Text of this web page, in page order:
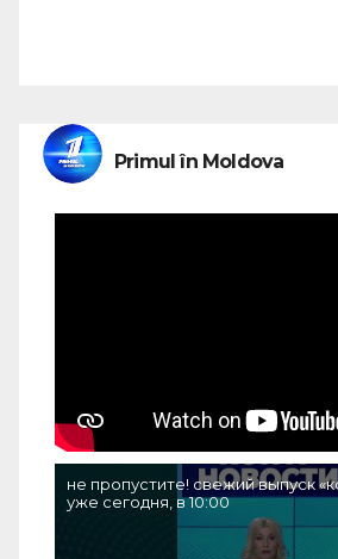
Primul în Moldova
не пропустите! свежий выпуск
уже сегодня, в 10:00